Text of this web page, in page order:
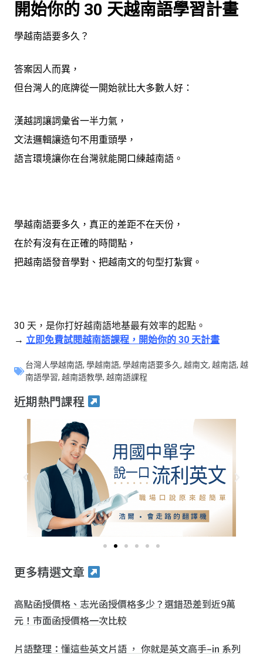
開始你的 30 天越南語學習計畫
學越南語要多久？
答案因人而異，
但台灣人的底牌從一開始就比大多數人好：
漢越詞讓詞彙省一半力氣，
文法邏輯讓造句不用重頭學，
語言環境讓你在台灣就能開口練越南語。
學越南語要多久，真正的差距不在天份，
在於有沒有在正確的時間點，
把越南語發音學對、把越南文的句型打紮實。
30 天，是你打好越南語地基最有效率的起點。
→ 立即免費試閱越南語課程，開始你的 30 天計畫
台灣人學越南語, 學越南語, 學越南語要多久, 越南文, 越南語, 越
南語學習, 越南語教學, 越南語課程
近期熱門課程
更多精選文章
高點函授價格、志光函授價格多少？選錯恐差到近9萬
元！市面函授價格一次比較
片語整理：懂這些英文片語 ， 你就是英文高手–in 系列